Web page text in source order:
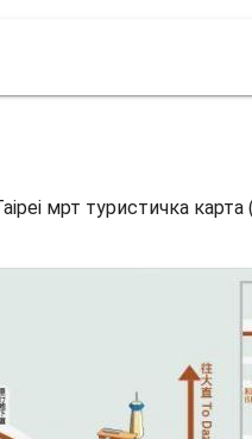
мрт туристичка карта